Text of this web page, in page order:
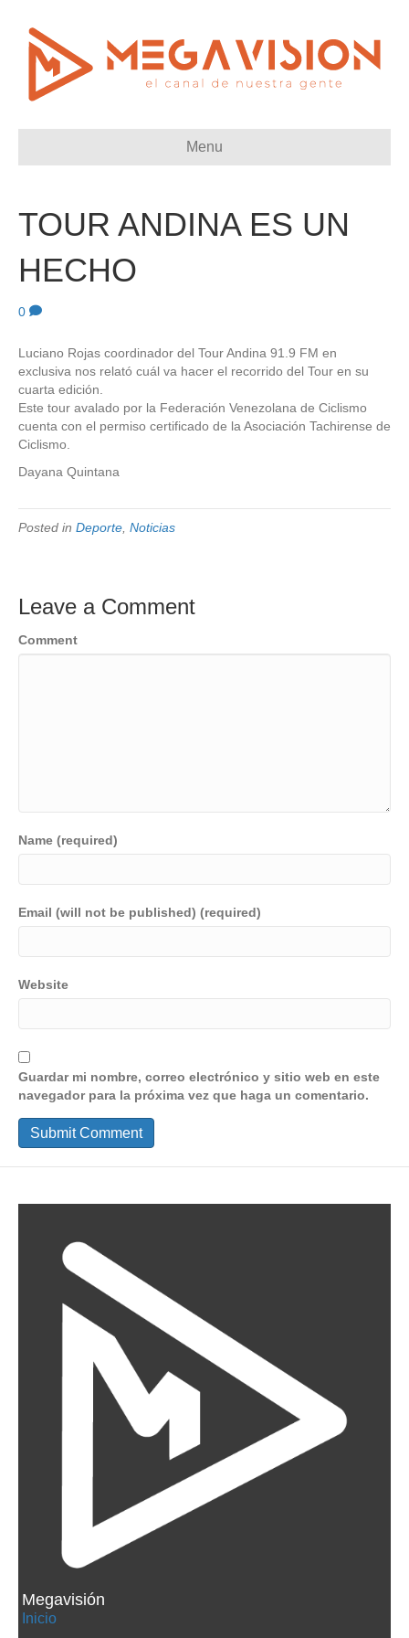
Menu
TOUR ANDINA ES UN
HECHO
0
Luciano Rojas coordinador del Tour Andina 91.9 FM en
exclusiva nos relató cuál va hacer el recorrido del Tour en su
cuarta edición.
Este tour avalado por la Federación Venezolana de Ciclismo
cuenta con el permiso certificado de la Asociación Tachirense de
Ciclismo.
Dayana Quintana
Posted in Deporte Noticias
Leave a Comment
Comment
Name (required)
Email (will not be published) (required)
Website
Guardar mi nombre, correo electrónico y sitio web en este
navegador para la próxima vez que haga un comentario.
Megavisión
Inicio